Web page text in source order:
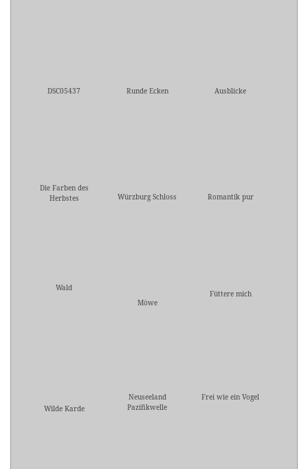
DSC05437 Runde Ecken Ausblicke
Die Farben des
Herbstes
Würzburg Schloss Romantik pur
Wald
Möwe
Füttere mich
Wilde Karde
Neuseeland
Pazifikwelle
Frei wie ein Vogel